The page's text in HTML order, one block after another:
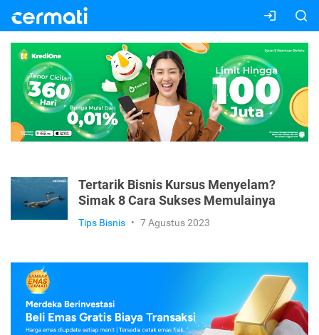
Tertarik Bisnis Kursus Menyelam?
Simak 8 Cara Sukses Memulainya
Tips Bisnis • 7 Agustus 2023